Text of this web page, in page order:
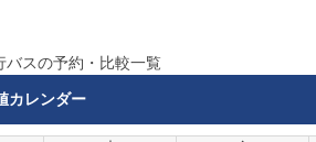
スの予約・比較一覧
カレンダー